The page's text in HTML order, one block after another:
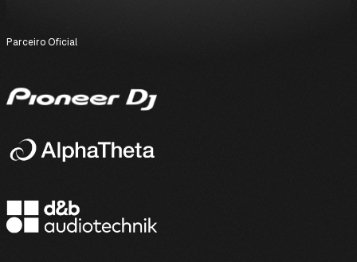
Parceiro Oficial